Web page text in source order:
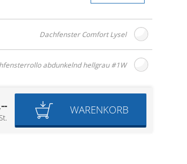
Dachfenster Comfort Lysel
abdunkelnd hellgrau #1W
WARENKORB